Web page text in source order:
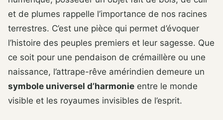
et de plumes rappelle l’importance de nos racines
terrestres. C’est une pièce qui permet d’évoquer
l’histoire des peuples premiers et leur sagesse. Que
ce soit pour une pendaison de crémaillère ou une
naissance, l’attrape-rêve amérindien demeure un
symbole universel d’harmonie entre le monde
visible et les royaumes invisibles de l’esprit.